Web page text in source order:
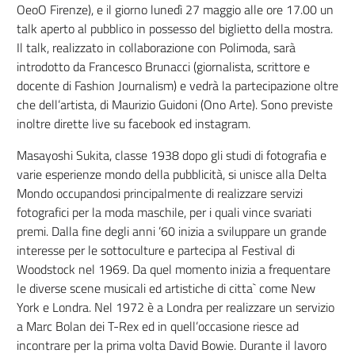
OeoO Firenze), e il giorno lunedì 27 maggio alle ore 17.00 un
talk aperto al pubblico in possesso del biglietto della mostra.
Il talk, realizzato in collaborazione con Polimoda, sarà
introdotto da Francesco Brunacci (giornalista, scrittore e
docente di Fashion Journalism) e vedrà la partecipazione oltre
che dell’artista, di Maurizio Guidoni (Ono Arte). Sono previste
inoltre dirette live su facebook ed instagram.
Masayoshi Sukita, classe 1938 dopo gli studi di fotografia e
varie esperienze mondo della pubblicità, si unisce alla Delta
Mondo occupandosi principalmente di realizzare servizi
fotografici per la moda maschile, per i quali vince svariati
premi. Dalla fine degli anni ’60 inizia a sviluppare un grande
interesse per le sottoculture e partecipa al Festival di
Woodstock nel 1969. Da quel momento inizia a frequentare
le diverse scene musicali ed artistiche di citta` come New
York e Londra. Nel 1972 è a Londra per realizzare un servizio
a Marc Bolan dei T-Rex ed in quell’occasione riesce ad
incontrare per la prima volta David Bowie. Durante il lavoro